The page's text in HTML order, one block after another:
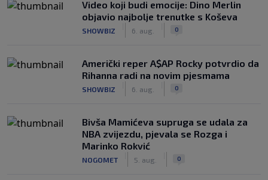
Video koji budi emocije: Dino Merlin
objavio najbolje trenutke s Koševa
SHOWBIZ 6. aug. 0
Američki reper A$AP Rocky potvrdio da
Rihanna radi na novim pjesmama
SHOWBIZ 6. aug. 0
Bivša Mamićeva supruga se udala za
NBA zvijezdu, pjevala se Rozga i
Marinko Rokvić
NOGOMET 5. aug. 0